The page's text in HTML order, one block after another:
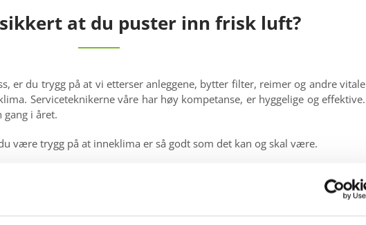
at du puster inn frisk luft?
er du trygg på at vi etterser anleggene, bytter filter, reimer og andre vitale
Serviceteknikerne våre har høy kompetanse, er hyggelige og effektive.
gang i året.
være trygg på at inneklima er så godt som det kan og skal være.
og leverer nye. Ta kontakt for en vurdering av anlegget ditt og